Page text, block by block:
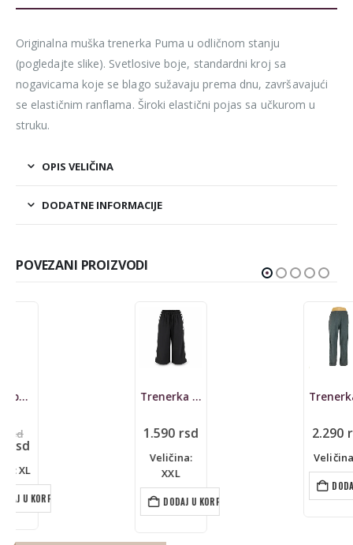
Originalna muška trenerka Puma u odličnom stanju
(pogledajte slike). Svetlosive boje, standardni kroj sa
nogavicama koje se blago sužavaju prema dnu, završavajući
se elastičnim ranflama. Široki elastični pojas sa učkurom u
struku.
OPIS VELIČINA
DODATNE INFORMACIJE
POVEZANI PROIZVODI
DODAJ U KORPU
2.290
DODAJ U KORPU